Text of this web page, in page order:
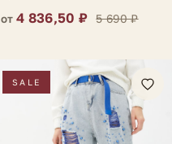
от 4 836,50 ₽ 5 690 ₽
SALE